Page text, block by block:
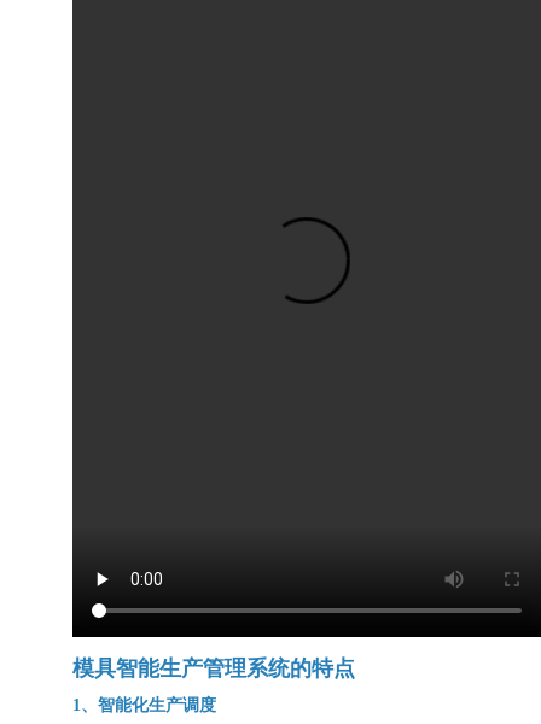
模具智能生产管理系统的特点
1、智能化生产调度